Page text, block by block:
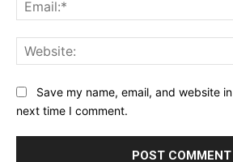
Save my name, email, and website
next time I comment.